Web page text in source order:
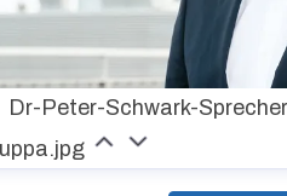
Dr-Peter-Schwark-